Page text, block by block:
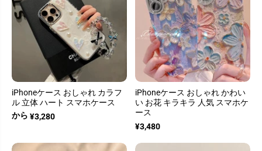
iPhoneケース おしゃれ カラフ
ル 立体 ハート スマホケース
から ¥3,280
iPhoneケース おしゃれ かわい
い お花 キラキラ 人気 スマホケ
ース
¥3,480